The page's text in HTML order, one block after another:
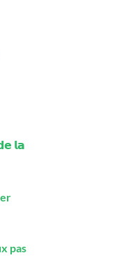
𝗹𝗮
pas